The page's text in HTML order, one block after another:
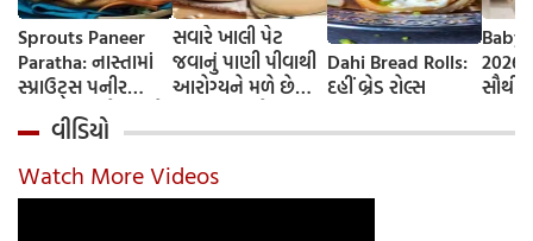
Sprouts Paneer
Paratha: નાસ્તામાં
સ્પ્રાઉટ્સ પનીર
પરાઠા બનાવો, તમને
પ્રોટીનનો ડબલ ડોઝ
મળશે
સવારે ખાલી પેટ
જવાનું પાણી પીવાથી
આરોગ્યને મળે છે
જાણીએ તેના ફાયદા
અને ઉપયોગ કરવાની
યોગ્ય રીત
Dahi Bread Rolls:
દહીં બ્રેડ રોલ્સ
Baby
વીડિયો
Watch More Videos